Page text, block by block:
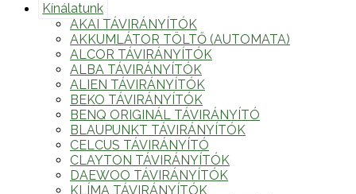
Kínálatunk
AKAI TÁVIRÁNYÍTÓK
AKKUMLÁTOR TÖLTŐ (AUTOMATA)
ALCOR TÁVIRÁNYÍTÓK
ALBA TÁVIRÁNYÍTÓK
ALIEN TÁVIRÁNYÍTÓK
BEKO TÁVIRÁNYÍTÓK
BENQ ORIGINÁL TÁVIRÁNYÍTÓ
BLAUPUNKT TÁVIRÁNYÍTÓK
CELCUS TÁVIRÁNYÍTÓ
CLAYTON TÁVIRÁNYÍTÓK
DAEWOO TÁVIRÁNYÍTÓK
KLÍMA TÁVIRÁNYÍTÓK